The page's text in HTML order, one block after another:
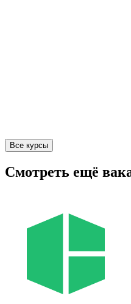
Все курсы
Смотреть ещё